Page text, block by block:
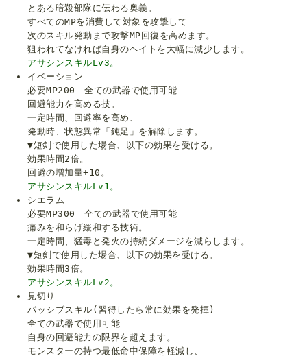
とある暗殺部隊に伝わる奥義。
すべてのMPを消費して対象を攻撃して
次のスキル発動まで攻撃MP回復を高めます。
狙われてなければ自身のヘイトを大幅に減少します。
アサシンスキルLv3。
イベーション
必要MP200 全ての武器で使用可能
回避能力を高める技。
一定時間、回避率を高め、
発動時、状態異常「鈍足」を解除します。
▼短剣で使用した場合、以下の効果を受ける。
効果時間2倍。
回避の増加量+10。
アサシンスキルLv1。
シエラム
必要MP300 全ての武器で使用可能
痛みを和らげ緩和する技術。
一定時間、猛毒と発火の持続ダメージを減らします。
▼短剣で使用した場合、以下の効果を受ける。
効果時間3倍。
アサシンスキルLv2。
見切り
パッシブスキル(習得したら常に効果を発揮)
全ての武器で使用可能
自身の回避能力の限界を超えます。
モンスターの持つ最低命中保障を軽減し、